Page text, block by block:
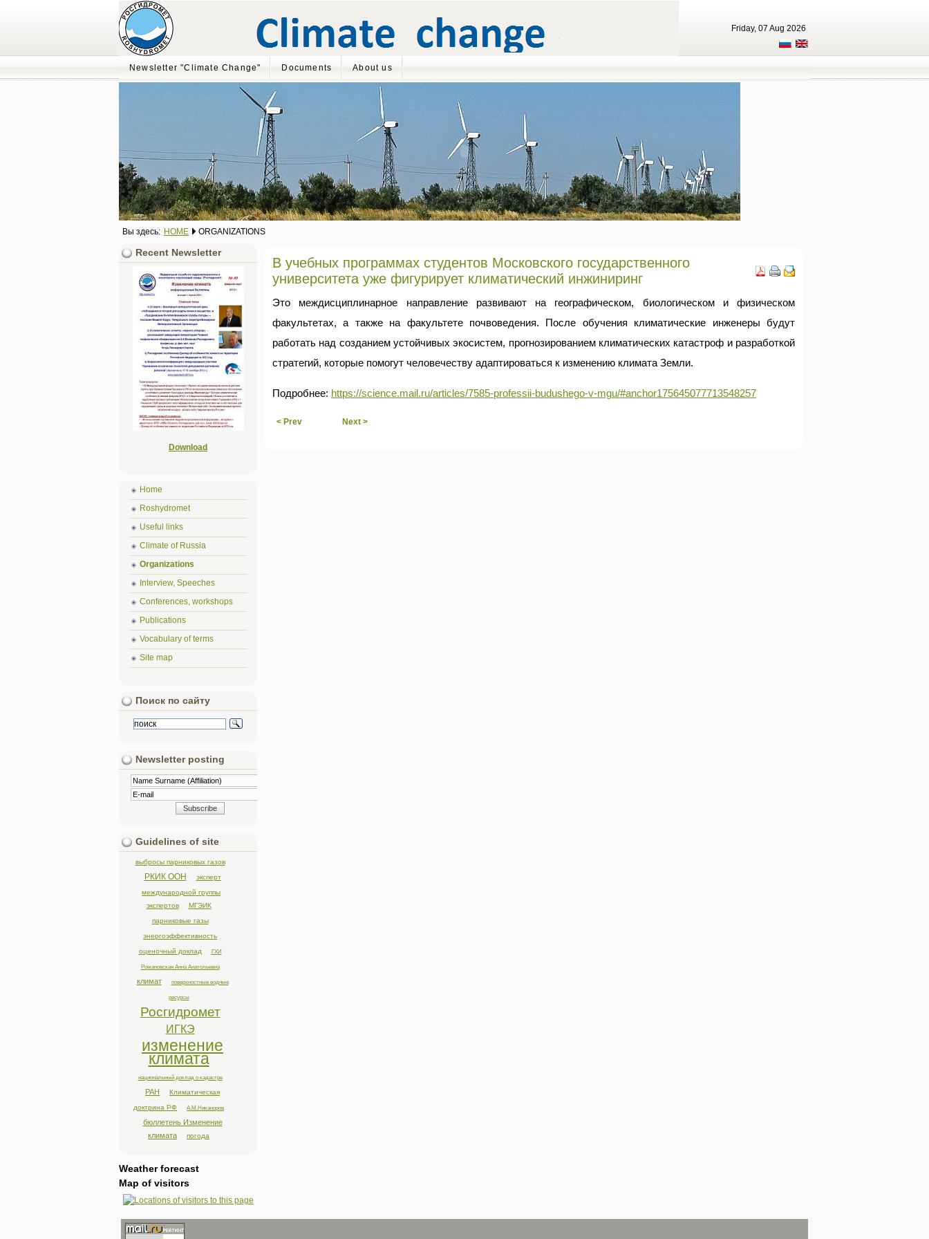
Friday, 07 Aug 2026
Newsletter "Climate Change" Documents About us
Вы здесь: HOME ORGANIZATIONS
В учебных программах студентов Московского государственного
университета уже фигурирует климатический инжиниринг
Это междисциплинарное направление развивают на географическом, биологическом и физическом
факультетах, а также на факультете почвоведения. После обучения климатические инженеры будут
работать над созданием устойчивых экосистем, прогнозированием климатических катастроф и разработкой
стратегий, которые помогут человечеству адаптироваться к изменению климата Земли.
Подробнее: https://science.mail.ru/articles/7585-professii-budushego-v-mgu/#anchor175645077713548257
< Prev Next >
Recent Newsletter
Download
Home
Roshydromet
Useful links
Climate of Russia
Organizations
Interview, Speeches
Conferences, workshops
Publications
Vocabulary of terms
Site map
Поиск по сайту
Newsletter posting
Guidelines of site
выбросы парниковых газов
РКИК ООН
эксперт
международной группы
экспертов
МГЭИК
парниковые газы
энергоэффективность
оценочный доклад
ГХИ
Романовская Анна Анатольевна
климат поверхностные водные
ресурсы
Росгидромет
ИГКЭ
изменение
климата
национальный доклад о кадастре
РАН
Климатическая
доктрина РФ
А.М.Никаноров
бюллетень Изменение
климата
погода
Weather forecast
Map of visitors